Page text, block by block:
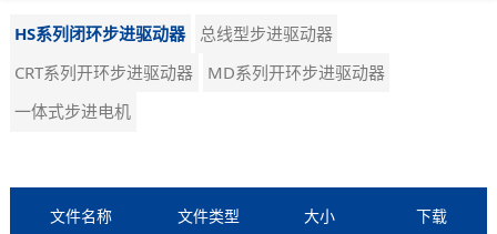
HS系列闭环步进驱动器
总线型步进驱动器
CRT系列开环步进驱动器
MD系列开环步进驱动器
一体式步进电机
文件名称 文件类型 大小 下载